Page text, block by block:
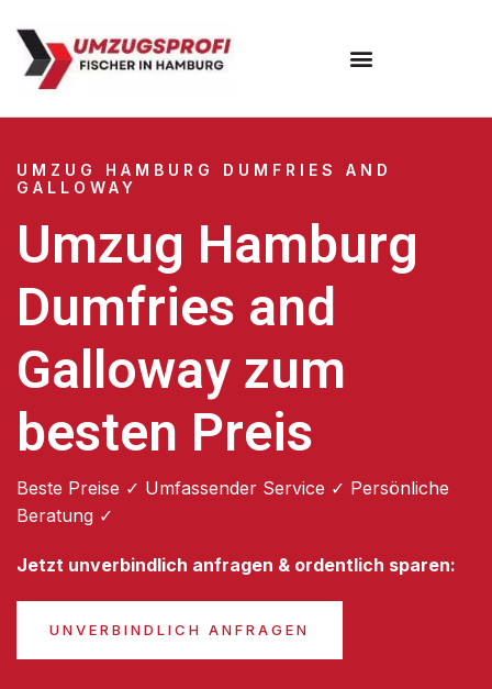
UMZUG HAMBURG DUMFRIES AND
GALLOWAY
Umzug Hamburg
Dumfries and
Galloway zum
besten Preis
Beste Preise ✓ Umfassender Service ✓ Persönliche
Beratung ✓
Jetzt unverbindlich anfragen & ordentlich sparen:
UNVERBINDLICH ANFRAGEN